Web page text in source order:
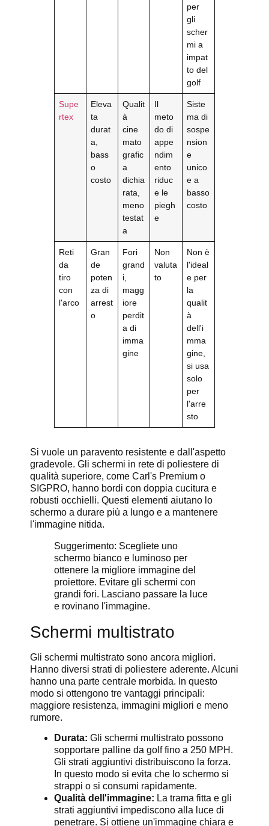
per
gli
scher
mi a
impat
to del
golf
Supe
rtex
Eleva
ta
durat
a,
bass
o
costo
Qualit
à
cine
mato
grafic
a
dichia
rata,
meno
testat
a
Il
meto
do di
appe
ndim
ento
riduc
e le
piegh
e
Siste
ma di
sospe
nsion
e
unico
e a
basso
costo
Reti
da
tiro
con
l'arco
Gran
de
poten
za di
arrest
o
Fori
grand
i,
magg
iore
perdit
a di
imma
gine
Non
valuta
to
Non è
l'ideal
e per
la
qualit
à
dell'i
mma
gine,
si usa
solo
per
l'arre
sto
Si vuole un paravento resistente e dall'aspetto
gradevole. Gli schermi in rete di poliestere di
qualità superiore, come Carl's Premium o
SIGPRO, hanno bordi con doppia cucitura e
robusti occhielli. Questi elementi aiutano lo
schermo a durare più a lungo e a mantenere
l'immagine nitida.
Suggerimento: Scegliete uno
schermo bianco e luminoso per
ottenere la migliore immagine del
proiettore. Evitare gli schermi con
grandi fori. Lasciano passare la luce
e rovinano l'immagine.
Schermi multistrato
Gli schermi multistrato sono ancora migliori.
Hanno diversi strati di poliestere aderente. Alcuni
hanno una parte centrale morbida. In questo
modo si ottengono tre vantaggi principali:
maggiore resistenza, immagini migliori e meno
rumore.
Durata: Gli schermi multistrato possono
sopportare palline da golf fino a 250 MPH.
Gli strati aggiuntivi distribuiscono la forza.
In questo modo si evita che lo schermo si
strappi o si consumi rapidamente.
Qualità dell'immagine: La trama fitta e gli
strati aggiuntivi impediscono alla luce di
penetrare. Si ottiene un'immagine chiara e